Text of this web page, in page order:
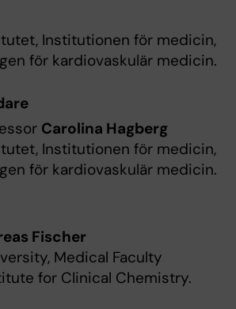
Institutionen för medicin,
för kardiovaskulär medicin.
Carolina Hagberg
Institutionen för medicin,
för kardiovaskulär medicin.
Fischer
Medical Faculty
for Clinical Chemistry.